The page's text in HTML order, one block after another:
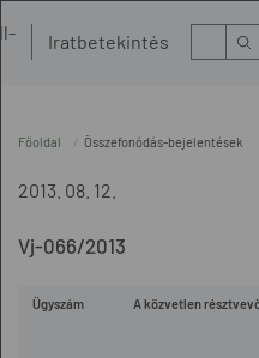
Iratbetekintés Kereső
Főoldal Összefonódás-bejelentések
2013. 08. 12.
Vj-066/2013
Ügyszám A közvetlen